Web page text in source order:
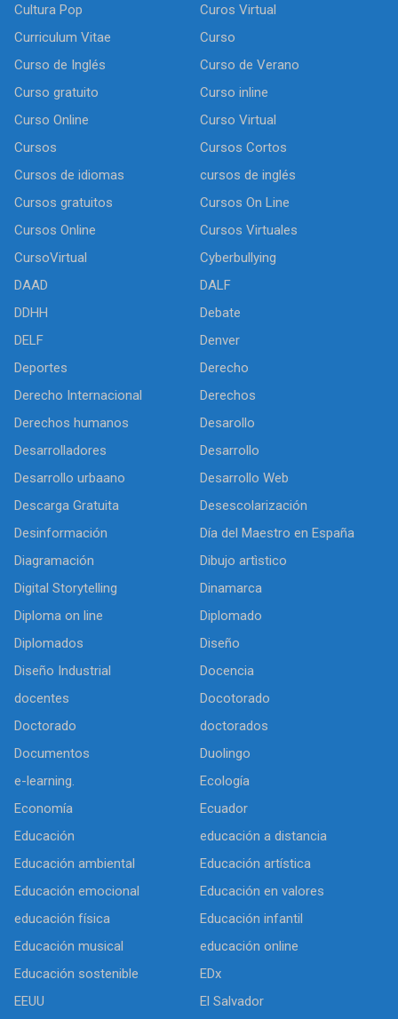
Cultura Pop
Curos Virtual
Curriculum Vitae
Curso
Curso de Inglés
Curso de Verano
Curso gratuito
Curso inline
Curso Online
Curso Virtual
Cursos
Cursos Cortos
Cursos de idiomas
cursos de inglés
Cursos gratuitos
Cursos On Line
Cursos Online
Cursos Virtuales
CursoVirtual
Cyberbullying
DAAD
DALF
DDHH
Debate
DELF
Denver
Deportes
Derecho
Derecho Internacional
Derechos
Derechos humanos
Desarollo
Desarrolladores
Desarrollo
Desarrollo urbaano
Desarrollo Web
Descarga Gratuita
Desescolarización
Desinformación
Día del Maestro en España
Diagramación
Dibujo artìstico
Digital Storytelling
Dinamarca
Diploma on line
Diplomado
Diplomados
Diseño
Diseño Industrial
Docencia
docentes
Docotorado
Doctorado
doctorados
Documentos
Duolingo
e-learning.
Ecología
Economía
Ecuador
Educación
educación a distancia
Educación ambiental
Educación artística
Educación emocional
Educación en valores
educación física
Educación infantil
Educación musical
educación online
Educación sostenible
EDx
EEUU
El Salvador